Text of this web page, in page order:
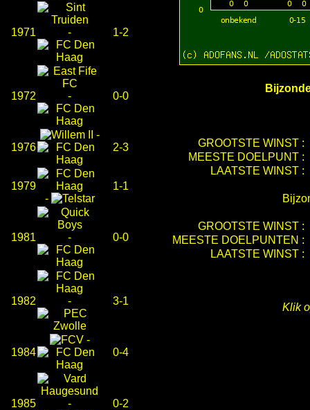
1971 - 1-2
1972 - 0-0
1976
-
2-3
1979
-
1-1
1981 - 0-0
1982 - 3-1
1984
-
0-4
1985 - 0-2
GROOTSTE WINST :
MEESTE DOELPUNT :
LAATSTE WINST :
GROOTSTE WINST :
MEESTE DOELPUNTEN :
LAATSTE WINST :
Klik